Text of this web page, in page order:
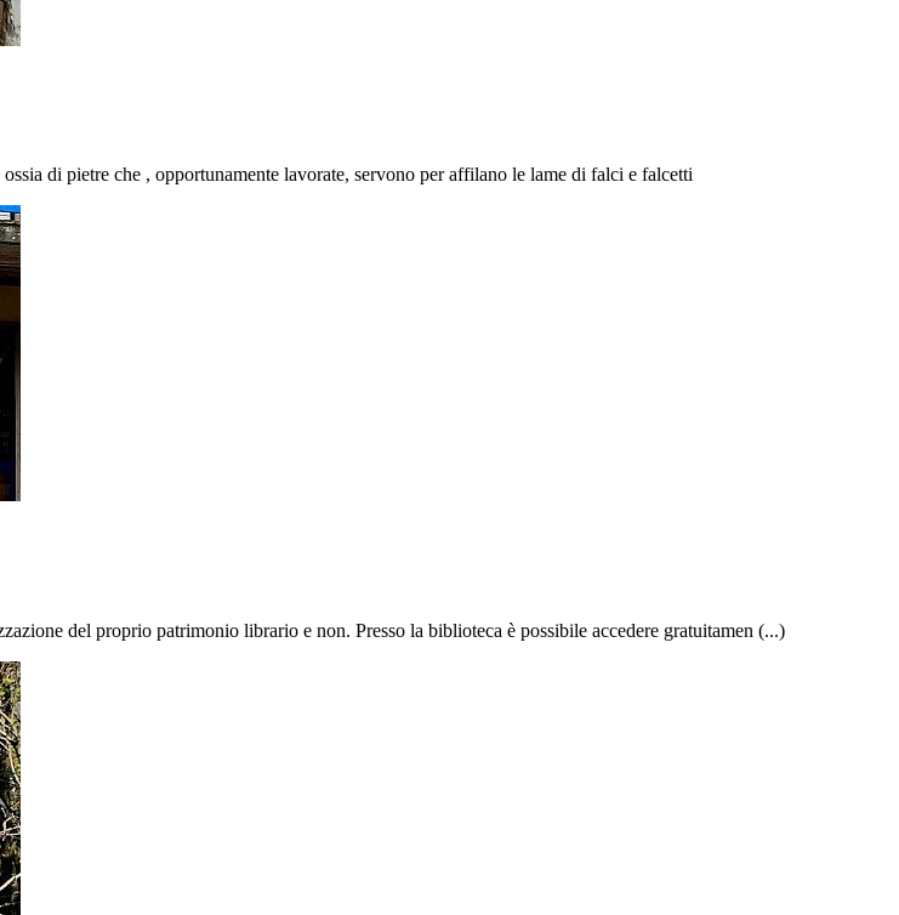
di pietre che , opportunamente lavorate, servono per affilano le lame di falci e falcetti
del proprio patrimonio librario e non. Presso la biblioteca è possibile accedere gratuitamen (...)